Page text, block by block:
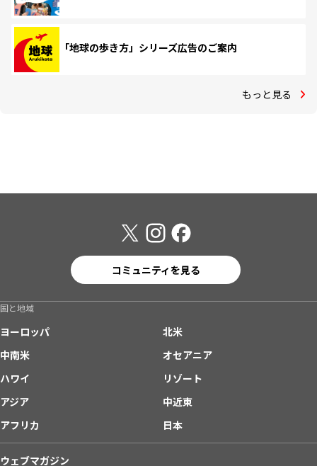
「地球の歩き方」シリーズ広告のご案内
もっと見る
コミュニティを見る
国と地域
ヨーロッパ
北米
中南米
オセアニア
ハワイ
リゾート
アジア
中近東
アフリカ
日本
ウェブマガジン